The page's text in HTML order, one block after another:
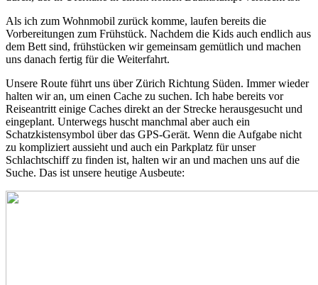
Als ich zum Wohnmobil zurück komme, laufen bereits die
Vorbereitungen zum Frühstück. Nachdem die Kids auch endlich aus
dem Bett sind, frühstücken wir gemeinsam gemütlich und machen
uns danach fertig für die Weiterfahrt.
Unsere Route führt uns über Zürich Richtung Süden. Immer wieder
halten wir an, um einen Cache zu suchen. Ich habe bereits vor
Reiseantritt einige Caches direkt an der Strecke herausgesucht und
eingeplant. Unterwegs huscht manchmal aber auch ein
Schatzkistensymbol über das GPS-Gerät. Wenn die Aufgabe nicht
zu kompliziert aussieht und auch ein Parkplatz für unser
Schlachtschiff zu finden ist, halten wir an und machen uns auf die
Suche. Das ist unsere heutige Ausbeute: